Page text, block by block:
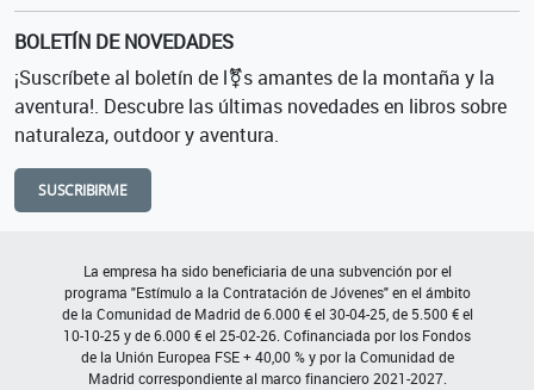
BOLETÍN DE NOVEDADES
¡Suscríbete al boletín de l⚧s amantes de la montaña y la
aventura!. Descubre las últimas novedades en libros sobre
naturaleza, outdoor y aventura.
SUSCRIBIRME
La empresa ha sido beneficiaria de una subvención por el
programa "Estímulo a la Contratación de Jóvenes" en el ámbito
de la Comunidad de Madrid de 6.000 € el 30-04-25, de 5.500 € el
10-10-25 y de 6.000 € el 25-02-26. Cofinanciada por los Fondos
de la Unión Europea FSE + 40,00 % y por la Comunidad de
Madrid correspondiente al marco financiero 2021-2027.